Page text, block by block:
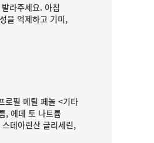
라주세요. 아침
을 억제하고 기미,
로필 메틸 페놀 <기타
, 에데 토 나트륨
테아린산 글리세린,